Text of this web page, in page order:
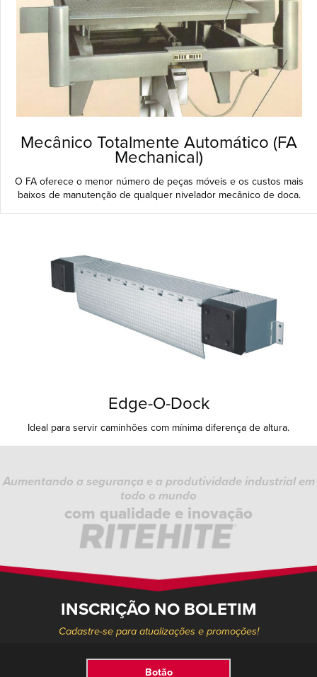
Mecânico Totalmente Automático (FA
Mechanical)
O FA oferece o menor número de peças móveis e os custos mais
baixos de manutenção de qualquer nivelador mecânico de doca.
Edge-O-Dock
Ideal para servir caminhões com mínima diferença de altura.
Aumentando a segurança e a produtividade industrial em
todo o mundo
com qualidade e inovação
INSCRIÇÃO NO BOLETIM
Cadastre-se para atualizações e promoções!
Botão